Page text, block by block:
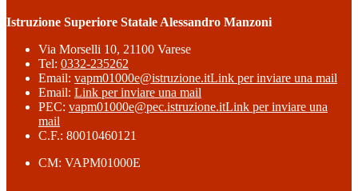
Istruzione Superiore Statale Alessandro Manzoni
Via Morselli 10, 21100 Varese
Tel: 0332-235262
Email: vapm01000e@istruzione.itLink per inviare una mail
Email: Link per inviare una mail
PEC: vapm01000e@pec.istruzione.itLink per inviare una
mail
C.F.: 80010460121
CM: VAPM01000E